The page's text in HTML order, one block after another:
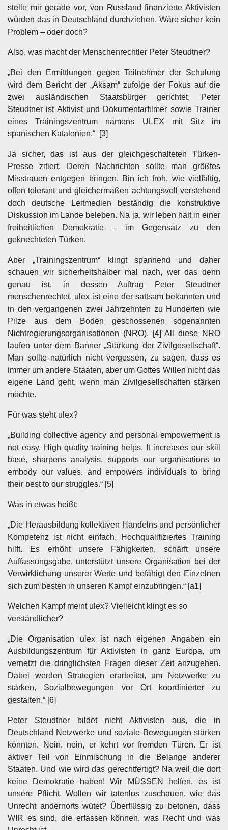
stelle mir gerade vor, von Russland finanzierte Aktivisten
würden das in Deutschland durchziehen. Wäre sicher kein
Problem – oder doch?
Also, was macht der Menschenrechtler Peter Steudtner?
„Bei den Ermittlungen gegen Teilnehmer der Schulung
wird dem Bericht der „Aksam“ zufolge der Fokus auf die
zwei ausländischen Staatsbürger gerichtet. Peter
Steudtner ist Aktivist und Dokumentarfilmer sowie Trainer
eines Trainingszentrum namens ULEX mit Sitz im
spanischen Katalonien.“ [3]
Ja sicher, das ist aus der gleichgeschalteten Türken-
Presse zitiert. Deren Nachrichten sollte man größtes
Misstrauen entgegen bringen. Bin ich froh, wie vielfältig,
offen tolerant und gleichermaßen achtungsvoll verstehend
doch deutsche Leitmedien beständig die konstruktive
Diskussion im Lande beleben. Na ja, wir leben halt in einer
freiheitlichen Demokratie – im Gegensatz zu den
geknechteten Türken.
Aber „Trainingszentrum“ klingt spannend und daher
schauen wir sicherheitshalber mal nach, wer das denn
genau ist, in dessen Auftrag Peter Steudtner
menschenrechtet. ulex ist eine der sattsam bekannten und
in den vergangenen zwei Jahrzehnten zu Hunderten wie
Pilze aus dem Boden geschossenen sogenannten
Nichtregierungsorganisationen (NRO). [4] All diese NRO
laufen unter dem Banner „Stärkung der Zivilgesellschaft“.
Man sollte natürlich nicht vergessen, zu sagen, dass es
immer um andere Staaten, aber um Gottes Willen nicht das
eigene Land geht, wenn man Zivilgesellschaften stärken
möchte.
Für was steht ulex?
„Building collective agency and personal empowerment is
not easy. High quality training helps. It increases our skill
base, sharpens analysis, supports our organisations to
embody our values, and empowers individuals to bring
their best to our struggles.“ [5]
Was in etwas heißt:
„Die Herausbildung kollektiven Handelns und persönlicher
Kompetenz ist nicht einfach. Hochqualifiziertes Training
hilft. Es erhöht unsere Fähigkeiten, schärft unsere
Auffassungsgabe, unterstützt unsere Organisation bei der
Verwirklichung unserer Werte und befähigt den Einzelnen
sich zum besten in unseren Kampf einzubringen.“ [a1]
Welchen Kampf meint ulex? Vielleicht klingt es so
verständlicher?
„Die Organisation ulex ist nach eigenen Angaben ein
Ausbildungszentrum für Aktivisten in ganz Europa, um
vernetzt die dringlichsten Fragen dieser Zeit anzugehen.
Dabei werden Strategien erarbeitet, um Netzwerke zu
stärken, Sozialbewegungen vor Ort koordinierter zu
gestalten.“ [6]
Peter Steudtner bildet nicht Aktivisten aus, die in
Deutschland Netzwerke und soziale Bewegungen stärken
könnten. Nein, nein, er kehrt vor fremden Türen. Er ist
aktiver Teil von Einmischung in die Belange anderer
Staaten. Und wie wird das gerechtfertigt? Na weil die dort
keine Demokratie haben! Wir MÜSSEN helfen, es ist
unsere Pflicht. Wollen wir tatenlos zuschauen, wie das
Unrecht andernorts wütet? Überflüssig zu betonen, dass
WIR es sind, die erfassen können, was Recht und was